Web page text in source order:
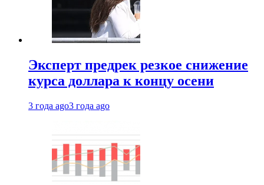
Эксперт предрек резкое снижение
курса доллара к концу осени
3 года ago3 года ago